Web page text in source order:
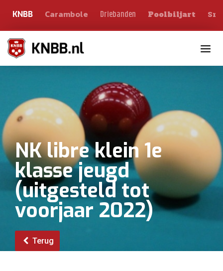
KNBB Carambole Driebanden Poolbiljart
NK libre klein 1e
klasse jeugd
(uitgesteld tot
voorjaar 2022)
Terug